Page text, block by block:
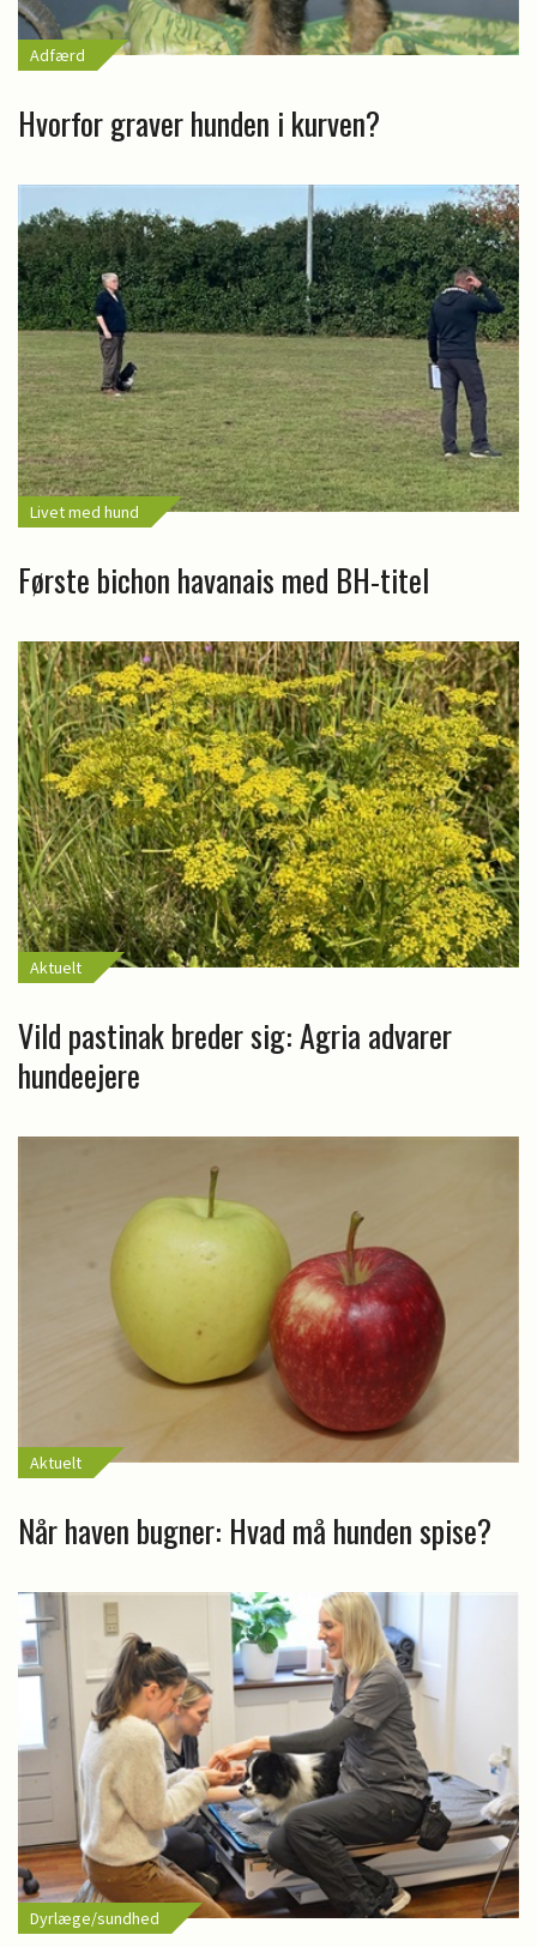
Adfærd
Hvorfor graver hunden i kurven?
Livet med hund
Første bichon havanais med BH-titel
Aktuelt
Vild pastinak breder sig: Agria advarer
hundeejere
Aktuelt
Når haven bugner: Hvad må hunden spise?
Dyrlæge/sundhed